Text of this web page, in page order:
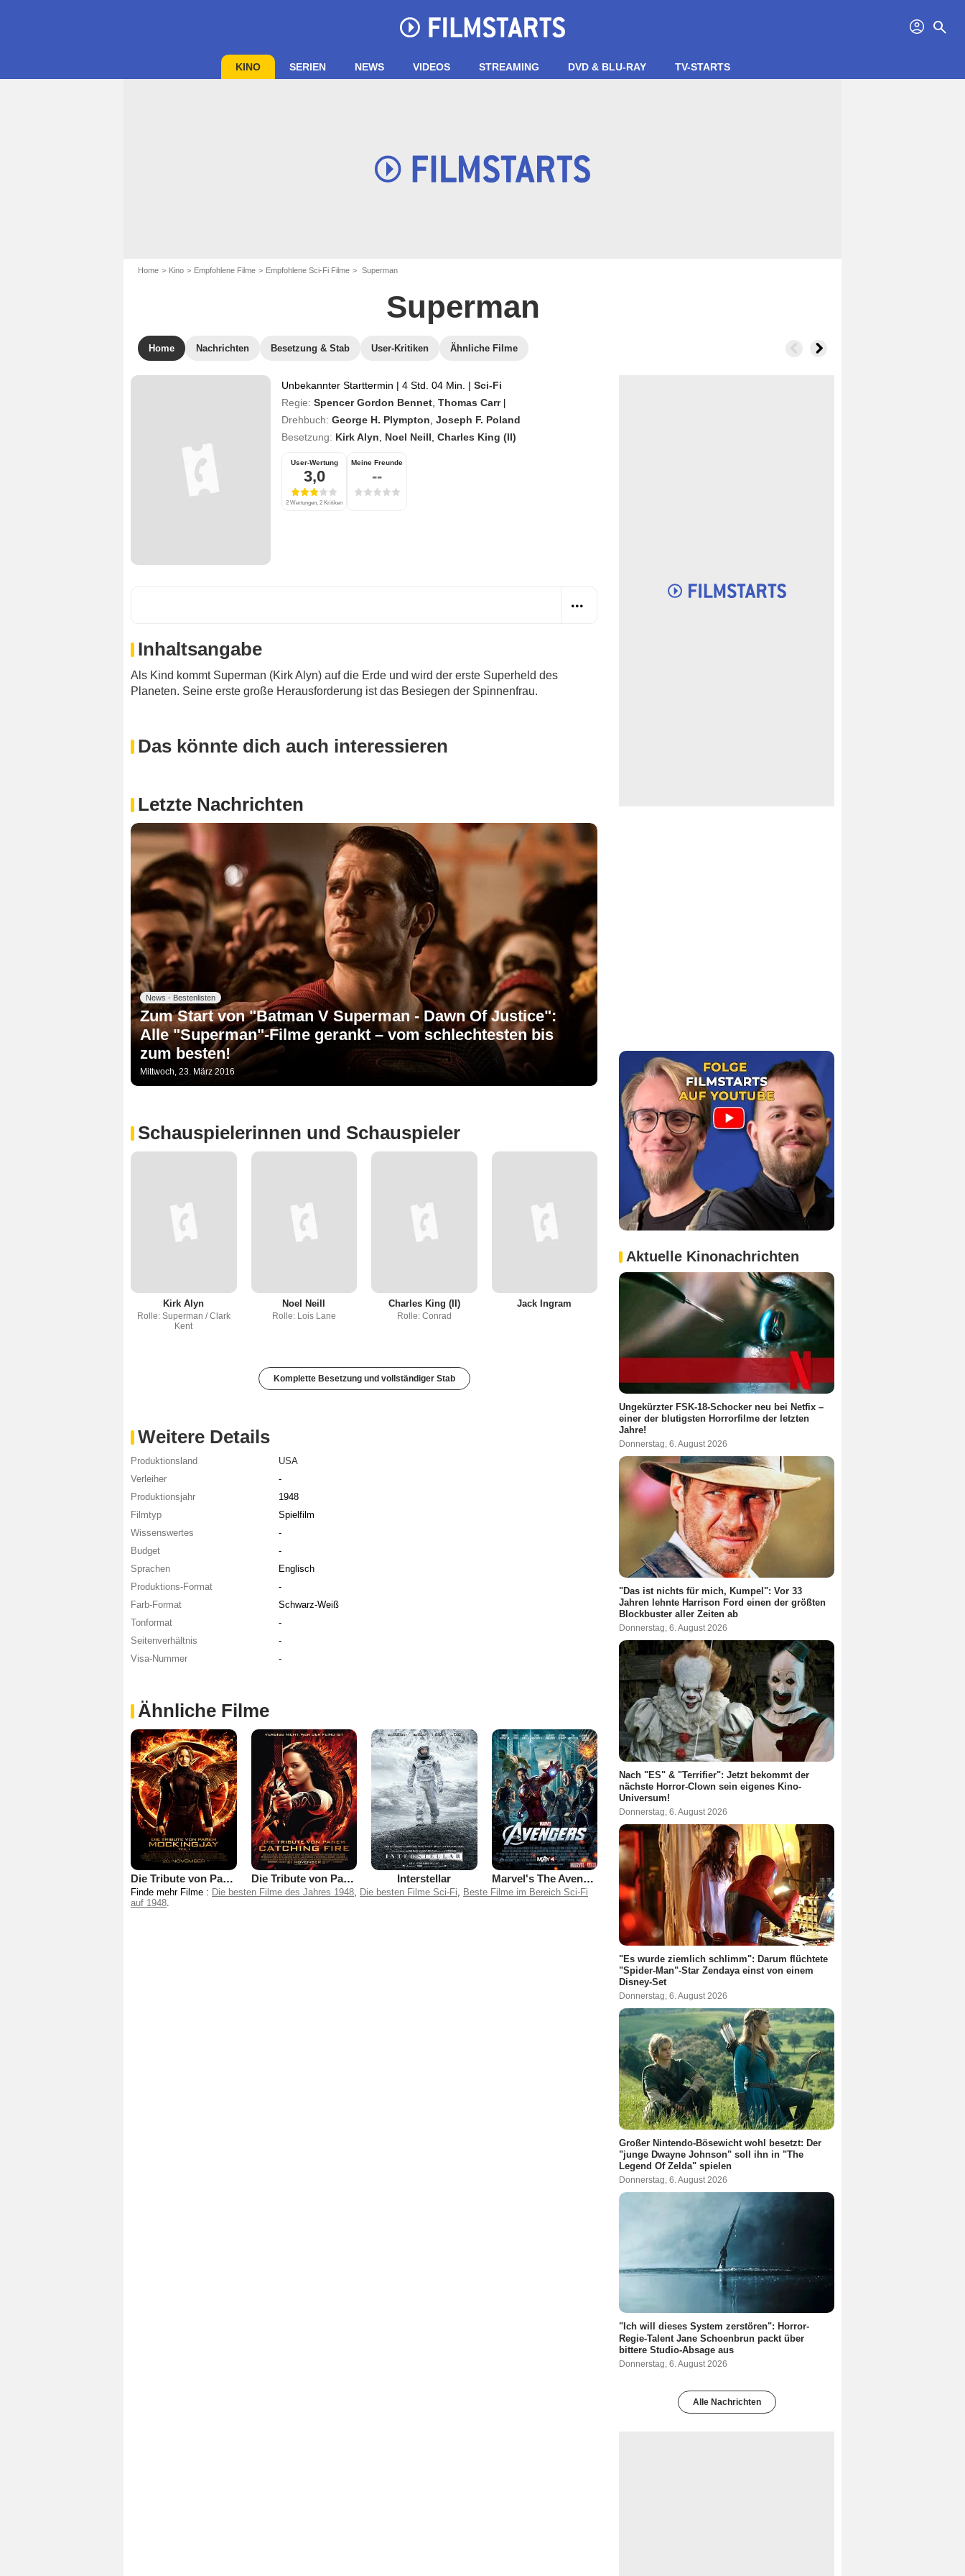
profil search
KINO SERIEN NEWS VIDEOS STREAMING DVD & BLU-RAY TV-STARTS
Home Kino Empfohlene Filme Empfohlene Sci-Fi Filme Superman
Superman
Home Nachrichten Besetzung & Stab User-Kritiken Ähnliche Filme
Unbekannter Starttermin | 4 Std. 04 Min. | Sci-Fi
Regie: Spencer Gordon Bennet Thomas Carr
Drehbuch: George H. Plympton Joseph F. Poland
Besetzung: Kirk Alyn Noel Neill Charles King (II)
User-Wertung
3,0
2 Wertungen, 2 Kritiken
Meine Freunde
--
Inhaltsangabe
Als Kind kommt Superman (Kirk Alyn) auf die Erde und wird der erste Superheld des
Planeten. Seine erste große Herausforderung ist das Besiegen der Spinnenfrau.
Das könnte dich auch interessieren
Letzte Nachrichten
News - Bestenlisten
Zum Start von "Batman V Superman - Dawn Of Justice":
Alle "Superman"-Filme gerankt – vom schlechtesten bis
zum besten!
Mittwoch, 23. März 2016
Schauspielerinnen und Schauspieler
Kirk Alyn
Rolle: Superman / Clark
Kent
Noel Neill
Rolle: Lois Lane
Charles King (II)
Rolle: Conrad
Jack Ingram
Komplette Besetzung und vollständiger Stab
Weitere Details
Produktionsland
USA
Verleiher
-
Produktionsjahr
1948
Filmtyp
Spielfilm
Wissenswertes
-
Budget
-
Sprachen
Englisch
Produktions-Format
-
Farb-Format
Schwarz-Weiß
Tonformat
-
Seitenverhältnis
-
Visa-Nummer
-
Ähnliche Filme
Die Tribute von Panem 3 - Mockingjay Teil 1 Die Tribute von Panem 2 - Catching Fire Interstellar Marvel's The Avengers
Finde mehr Filme : Die besten Filme des Jahres 1948, Die besten Filme Sci-Fi, Beste Filme im Bereich Sci-Fi
auf 1948.
Aktuelle Kinonachrichten
Ungekürzter FSK-18-Schocker neu bei Netfix –
einer der blutigsten Horrorfilme der letzten
Jahre!
Donnerstag, 6. August 2026
"Das ist nichts für mich, Kumpel": Vor 33
Jahren lehnte Harrison Ford einen der größten
Blockbuster aller Zeiten ab
Donnerstag, 6. August 2026
Nach "ES" & "Terrifier": Jetzt bekommt der
nächste Horror-Clown sein eigenes Kino-
Universum!
Donnerstag, 6. August 2026
"Es wurde ziemlich schlimm": Darum flüchtete
"Spider-Man"-Star Zendaya einst von einem
Disney-Set
Donnerstag, 6. August 2026
Großer Nintendo-Bösewicht wohl besetzt: Der
"junge Dwayne Johnson" soll ihn in "The
Legend Of Zelda" spielen
Donnerstag, 6. August 2026
"Ich will dieses System zerstören": Horror-
Regie-Talent Jane Schoenbrun packt über
bittere Studio-Absage aus
Donnerstag, 6. August 2026
Alle Nachrichten